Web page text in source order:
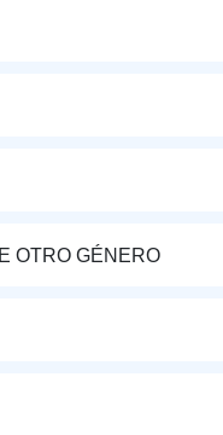
OTRO GÉNERO